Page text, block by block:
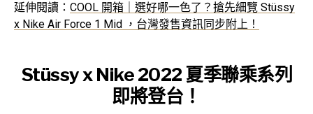
延伸閱讀： COOL 開箱｜選好哪一色了？搶先細覽 Stüssy
x Nike Air Force 1 Mid ，台灣發售資訊同步附上！
Stüssy x Nike 2022 夏季聯乘系列
即將登台！